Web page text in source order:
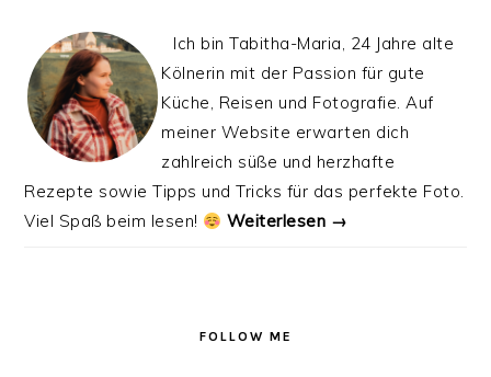
Ich bin Tabitha-Maria, 24 Jahre alte
Kölnerin mit der Passion für gute
Küche, Reisen und Fotografie. Auf
meiner Website erwarten dich
zahlreich süße und herzhafte
Rezepte sowie Tipps und Tricks für das perfekte Foto.
Viel Spaß beim lesen!
Weiterlesen →
FOLLOW ME